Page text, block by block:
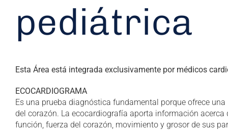
pediátrica
Esta Área está integrada exclusivamente por médicos
ECOCARDIOGRAMA
Es una prueba diagnóstica fundamental porque ofrece
del corazón. La ecocardiografía aporta información acerca
función, fuerza del corazón, movimiento y grosor de sus